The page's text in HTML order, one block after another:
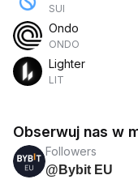
SUI
Ondo
ONDO
Lighter
LIT
Obserwuj nas w
Followers
@Bybit EU